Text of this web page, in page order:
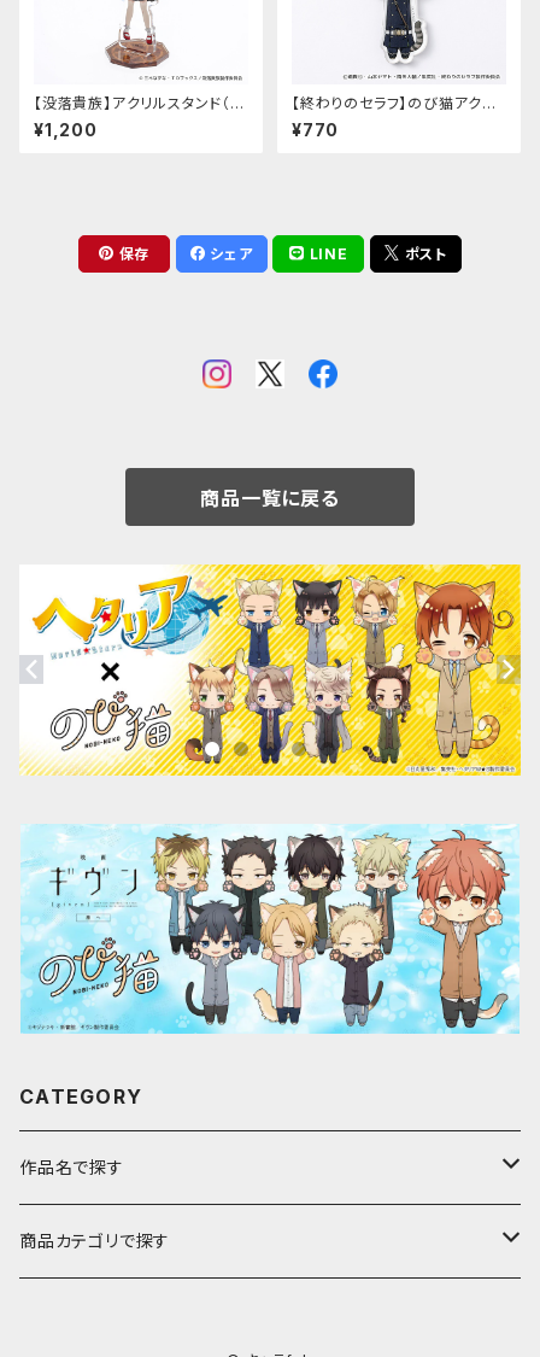
【没落貴族】アクリルスタンド（少
女ラードーン）
¥1,200
【終わりのセラフ】のび猫アクリ
ルキーホルダー（百夜優一郎）
¥770
保存 シェア LINE ポスト
商品一覧に戻る
CATEGORY
作品名で探す
ア行
商品カテゴリで探す